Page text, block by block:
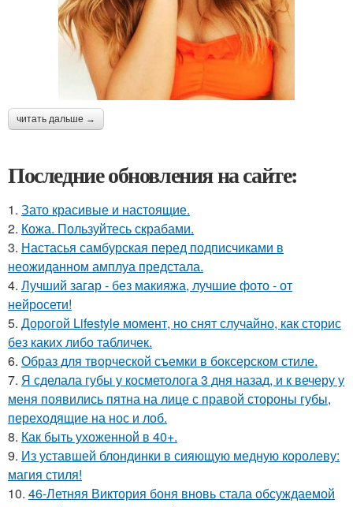
читать дальше →
Последние обновления на сайте:
1. Зато красивые и настоящие.
2. Кожа. Пользуйтесь скрабами.
3. Настасья самбурская перед подписчиками в
неожиданном амплуа предстала.
4. Лучший загар - без макияжа, лучшие фото - от
нейросети!
5. Дорогой Lifestyle момент, но снят случайно, как сторис
без каких либо табличек.
6. Образ для творческой съемки в боксерском стиле.
7. Я сделала губы у косметолога 3 дня назад, и к вечеру у
меня появились пятна на лице с правой стороны губы,
переходящие на нос и лоб.
8. Как быть ухоженной в 40+.
9. Из уставшей блондинки в сияющую медную королеву:
магия стиля!
10. 46-Летняя Виктория боня вновь стала обсуждаемой